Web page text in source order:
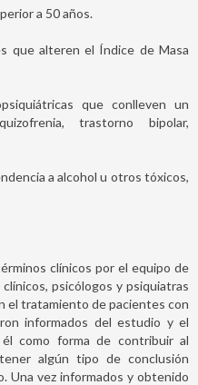
a 50 años.
que alteren el Índice de Masa
que conlleven un
trastorno bipolar,
a alcohol u otros tóxicos,
clínicos por el equipo de
psicólogos y psiquiatras
el tratamiento de pacientes con
informados del estudio y el
como forma de contribuir al
algún tipo de conclusión
Una vez informados y obtenido